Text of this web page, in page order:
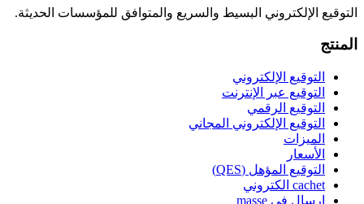
التوقيع الإلكتروني البسيط والسريع والمتوافق للمؤسسات الحديثة.
المنتج
التوقيع الإلكتروني
التوقيع عبر الإنترنت
التوقيع الرقمي
التوقيع الإلكتروني المجاني
الميزات
الأسعار
التوقيع المؤهل (QES)
cachet الكتروني
إرسال في masse